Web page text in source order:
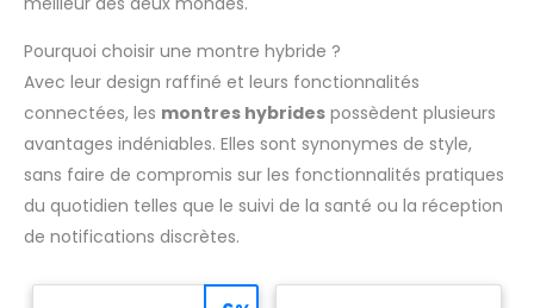
Pourquoi choisir une montre hybride ?
Avec leur design raffiné et leurs fonctionnalités
connectées, les montres hybrides possèdent plusieurs
avantages indéniables. Elles sont synonymes de style,
sans faire de compromis sur les fonctionnalités pratiques
du quotidien telles que le suivi de la santé ou la réception
de notifications discrètes.